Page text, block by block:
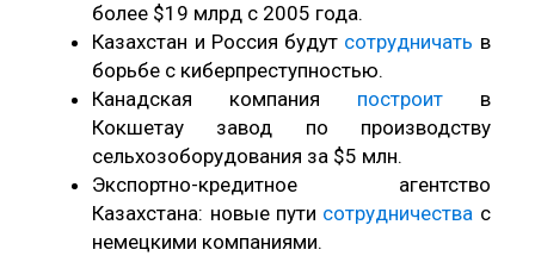
более $19 млрд с 2005 года.
Казахстан и Россия будут сотрудничать в
борьбе с киберпреступностью.
Канадская компания построитв
Кокшетау завод по производству
сельхозоборудования за $5 млн.
Экспортно-кредитное агентство
Казахстана: новые пути сотрудничества с
немецкими компаниями.